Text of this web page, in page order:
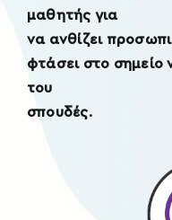
Xplore
reTREATS
μαθητής για
να ανθίζει
φτάσει στο σημείο
του
σπουδές.